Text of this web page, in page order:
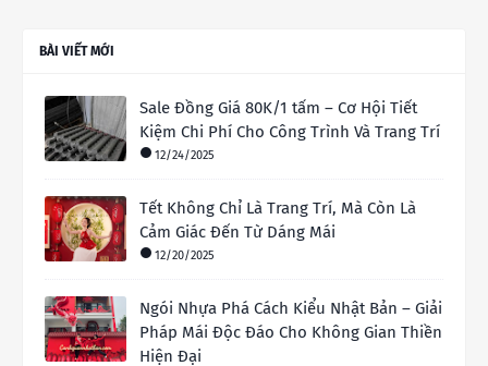
BÀI VIẾT MỚI
Sale Đồng Giá 80K/1 tấm – Cơ Hội Tiết
Kiệm Chi Phí Cho Công Trình Và Trang Trí
12/24/2025
Tết Không Chỉ Là Trang Trí, Mà Còn Là
Cảm Giác Đến Từ Dáng Mái
12/20/2025
Ngói Nhựa Phá Cách Kiểu Nhật Bản – Giải
Pháp Mái Độc Đáo Cho Không Gian Thiền
Hiện Đại